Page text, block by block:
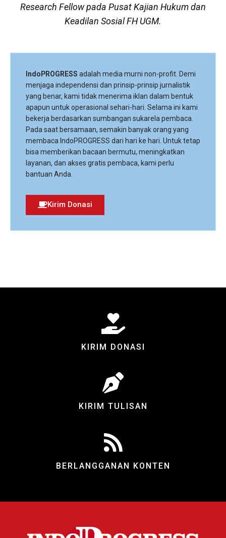
Research Fellow pada Pusat Kajian Hukum dan
Keadilan Sosial FH UGM.
IndoPROGRESS adalah media murni non-profit. Demi
menjaga independensi dan prinsip-prinsip jurnalistik
yang benar, kami tidak menerima iklan dalam bentuk
apapun untuk operasional sehari-hari. Selama ini kami
bekerja berdasarkan sumbangan sukarela pembaca.
Pada saat bersamaan, semakin banyak orang yang
membaca IndoPROGRESS dari hari ke hari. Untuk tetap
bisa memberikan bacaan bermutu, meningkatkan
layanan, dan akses gratis pembaca, kami perlu
bantuan Anda.
Kirim Donasi
KIRIM DONASI
KIRIM TULISAN
BERLANGGANAN KONTEN